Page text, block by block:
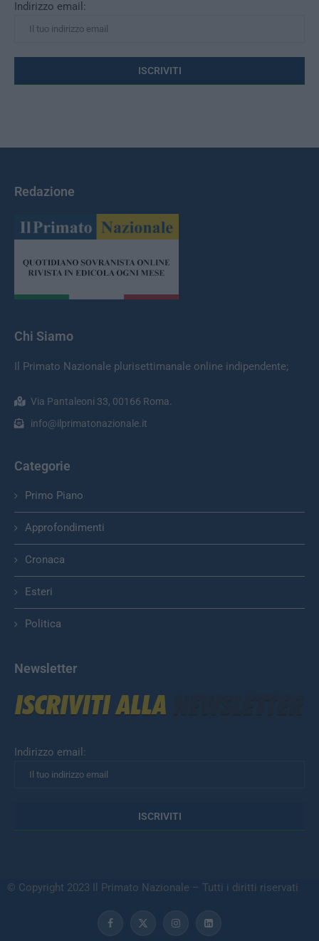
Indirizzo email:
Redazione
Chi Siamo
Il Primato Nazionale plurisettimanale online indipendente;
Via Pantaleoni 33, 00166 Roma.
info@ilprimatonazionale.it
Categorie
Primo Piano
Approfondimenti
Cronaca
Esteri
Politica
Newsletter
Indirizzo email:
© Copyright 2023 Il Primato Nazionale – Tutti i diritti riservati